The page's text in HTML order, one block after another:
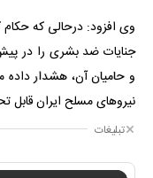
وی افزود: درحالی که
جنایات ضد بشری را در
و حامیان آن، هشدار داده
نیروهای مسلح ایران قابل
تبلیغات